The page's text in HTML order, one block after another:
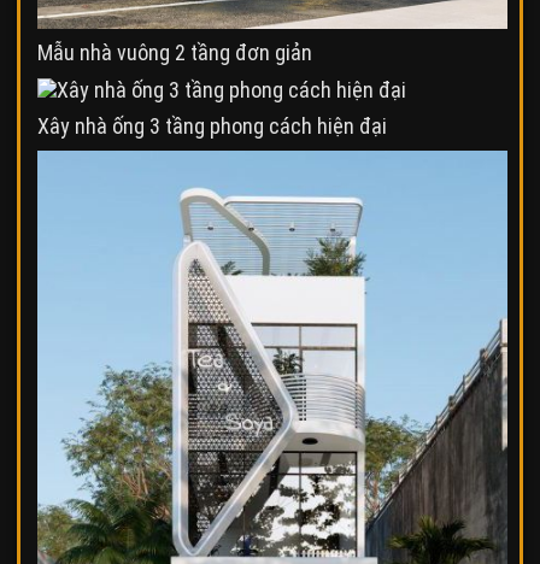
Mẫu nhà vuông 2 tầng đơn giản
Xây nhà ống 3 tầng phong cách hiện đại